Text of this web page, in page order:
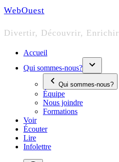
WebOuest
Divertir, Découvrir, Enrichir
Accueil
Qui sommes-nous?
Qui sommes-nous?
Équipe
Nous joindre
Formations
Voir
Écouter
Lire
Infolettre